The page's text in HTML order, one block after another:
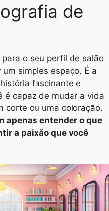
de
o seu perfil de salão
simples espaço. É a
fascinante e
é capaz de mudar a vida
corte ou uma coloração.
apenas entender o que
a paixão que você